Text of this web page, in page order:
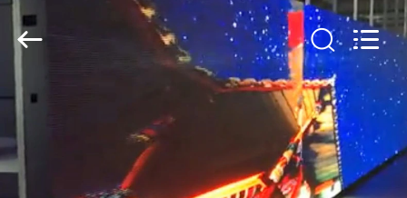
DOM
PRODUKTY
Services
Co.,LTD.
Developed
by